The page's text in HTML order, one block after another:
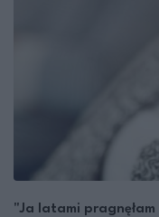
"Ja latami